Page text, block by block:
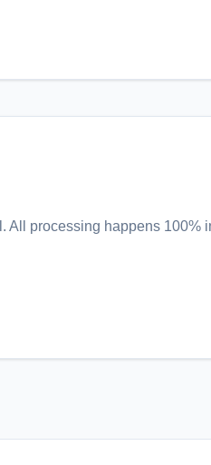
. All processing happens 100%